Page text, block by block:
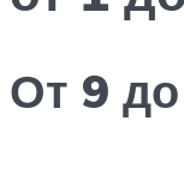
От 9